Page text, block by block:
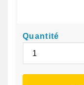
Quantité